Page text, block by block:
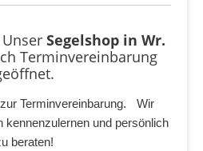
Unser Segelshop in Wr.
Terminvereinbarung
Terminvereinbarung. Wir
kennenzulernen und persönlich
beraten!